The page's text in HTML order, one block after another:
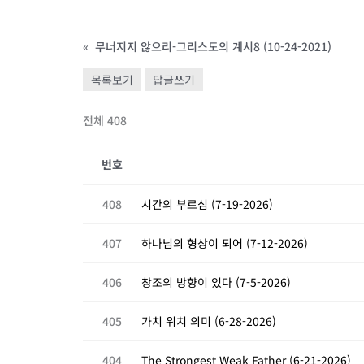
« 무너지지 않으리-그리스도의 계시8 (10-24-2021)
목록보기 답글쓰기
전체 408
번호
408 시간의 부르심 (7-19-2026)
407 하나님의 형상이 되어 (7-12-2026)
406 창조의 방향이 있다 (7-5-2026)
405 가치 위치 의미 (6-28-2026)
404 The Strongest Weak Father (6-21-2026)